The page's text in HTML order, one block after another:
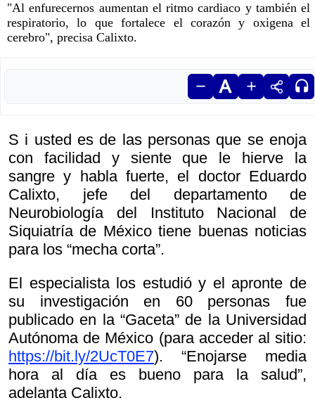
"Al enfurecernos aumentan el ritmo cardiaco y también el
respiratorio, lo que fortalece el corazón y oxigena el
cerebro", precisa Calixto.
S i usted es de las personas que se enoja
con facilidad y siente que le hierve la
sangre y habla fuerte, el doctor Eduardo
Calixto, jefe del departamento de
Neurobiología del Instituto Nacional de
Siquiatría de México tiene buenas noticias
para los “mecha corta”.
El especialista los estudió y el apronte de
su investigación en 60 personas fue
publicado en la “Gaceta” de la Universidad
Autónoma de México (para acceder al sitio:
https://bit.ly/2UcT0E7). “Enojarse media
hora al día es bueno para la salud”,
adelanta Calixto.